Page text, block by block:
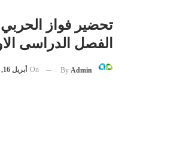
تحضير فواز الحربي
الفصل الدراسى الاول
By Admin
On أبريل 16, 2020